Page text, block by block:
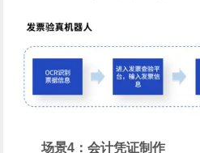
场景4：会计凭证制作